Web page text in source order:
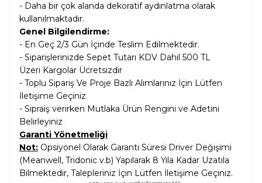
- Daha bir çok alanda dekoratif aydınlatma olarak
kullanılmaktadır.
Genel Bilgilendirme:
- En Geç 2/3 Gün İçinde Teslim Edilmektedir.
- Siparişlerinizde Sepet Tutarı KDV Dahil 500 TL
Üzeri Kargolar Ücretsizdir
- Toplu Sipariş Ve Proje Bazlı Alımlarınız İçin Lütfen
İletişime Geçiniz
- Sipraiş verirken Mutlaka Ürün Rengini ve Adetini
Belirleyiniz
Garanti Yönetmeliği
Not: Opsiyonel Olarak Garanti Süresi Driver Değişimi
(Meanwell, Tridonic v.b) Yapılarak 8 Yıla Kadar Uzatıla
Bilmektedir, Talepleriniz İçin Lütfen İletişime Geçiniz.